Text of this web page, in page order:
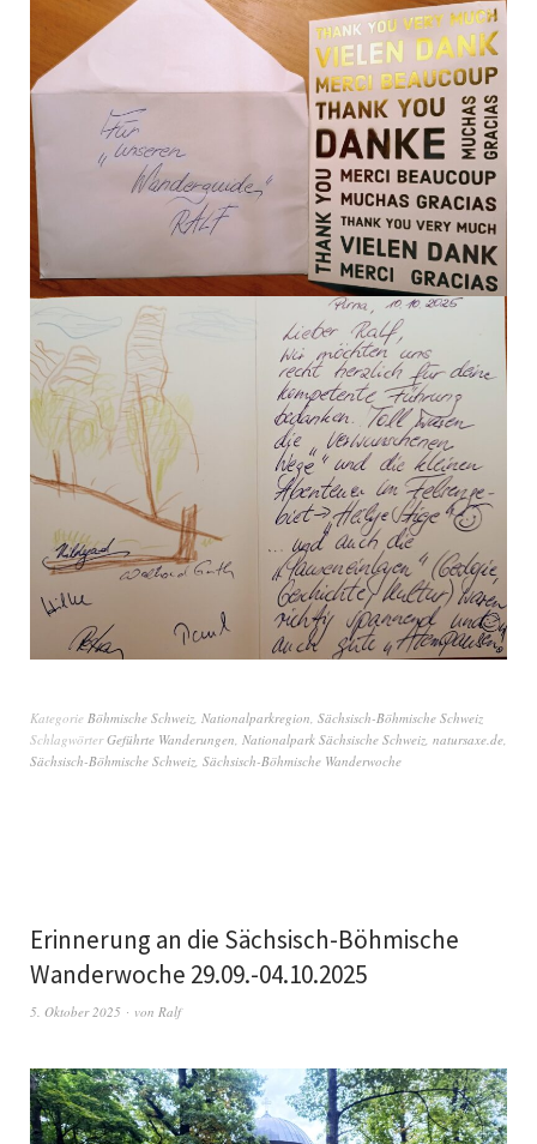
Kategorie Böhmische Schweiz, Nationalparkregion, Sächsisch-Böhmische Schweiz
SchlagwörterGeführte Wanderungen, Nationalpark Sächsische Schweiz, natursaxe.de,
Sächsisch-Böhmische Schweiz, Sächsisch-Böhmische Wanderwoche
Erinnerung an die Sächsisch-Böhmische
Wanderwoche 29.09.-04.10.2025
5. Oktober 2025 von Ralf